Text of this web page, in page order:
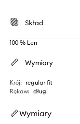
Skład
100 % Len
Wymiary
Krój: regular fit
Rękaw: długi
Wymiary